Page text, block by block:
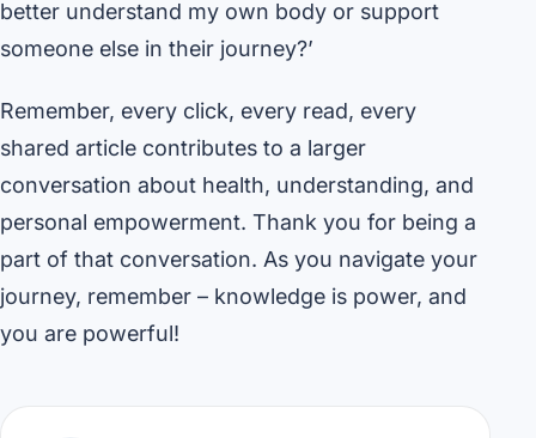
better understand my own body or support
someone else in their journey?’
Remember, every click, every read, every
shared article contributes to a larger
conversation about health, understanding, and
personal empowerment. Thank you for being a
part of that conversation. As you navigate your
journey, remember – knowledge is power, and
you are powerful!